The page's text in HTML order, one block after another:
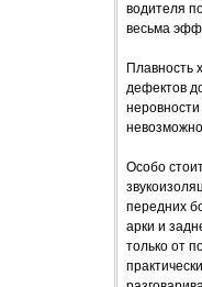
водителя
весьма
Плавность
дефектов
Особо
передних
арки и
только от